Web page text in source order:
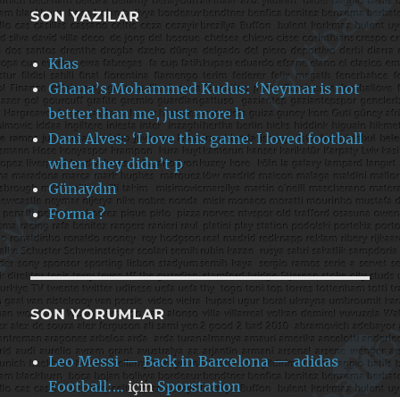
SON YAZILAR
Klas
Ghana’s Mohammed Kudus: ‘Neymar is not
better than me, just more h
Dani Alves: ‘I love this game. I loved football
when they didn’t p
Günaydın
Forma ?
SON YORUMLAR
Leo Messi — Back in Barcelona — adidas
Football:…içinSporstation